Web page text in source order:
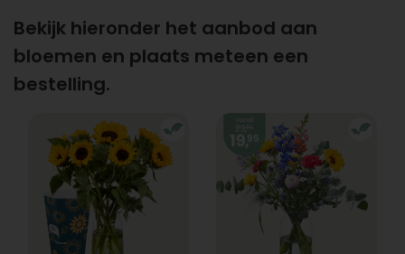
Bekijk hieronder het aanbod aan
bloemen en plaats meteen een
bestelling.